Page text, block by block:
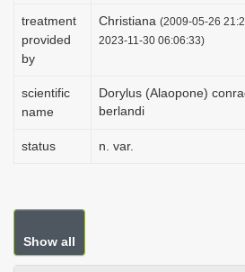
treatment
provided
by
Christiana (2009-05-26
2023-11-30 06:06:33)
scientific
name
Dorylus (Alaopone)
berlandi
status n. var.
Show all